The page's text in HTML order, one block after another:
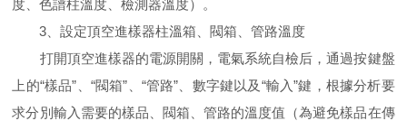
度、色譜柱溫度、檢測器溫度）。
3、設定頂空進樣器柱溫箱、閥箱、管路溫度
打開頂空進樣器的電源開關，電氣系統自檢后，通過按鍵盤
上的“樣品”、“閥箱”、“管路”、數字鍵以及“輸入”鍵，根據分析要
求分別輸入需要的樣品、閥箱、管路的溫度值（為避免樣品在傳